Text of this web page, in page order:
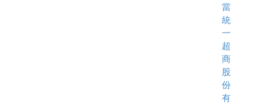
當
統
一
超
商
股
份
有